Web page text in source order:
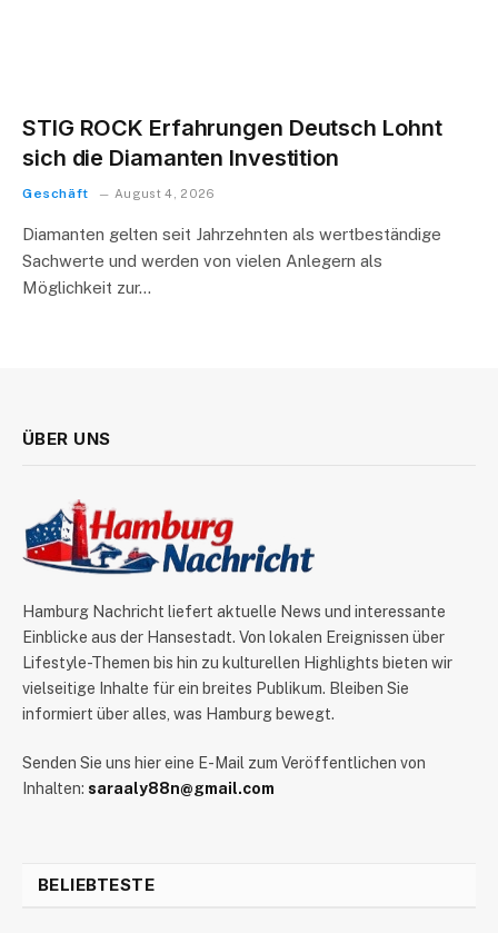
STIG ROCK Erfahrungen Deutsch Lohnt
sich die Diamanten Investition
Geschäft August 4, 2026
Diamanten gelten seit Jahrzehnten als wertbeständige
Sachwerte und werden von vielen Anlegern als
Möglichkeit zur…
ÜBER UNS
Hamburg Nachricht liefert aktuelle News und interessante
Einblicke aus der Hansestadt. Von lokalen Ereignissen über
Lifestyle-Themen bis hin zu kulturellen Highlights bieten wir
vielseitige Inhalte für ein breites Publikum. Bleiben Sie
informiert über alles, was Hamburg bewegt.
Senden Sie uns hier eine E-Mail zum Veröffentlichen von
Inhalten: saraaly88n@gmail.com
BELIEBTESTE